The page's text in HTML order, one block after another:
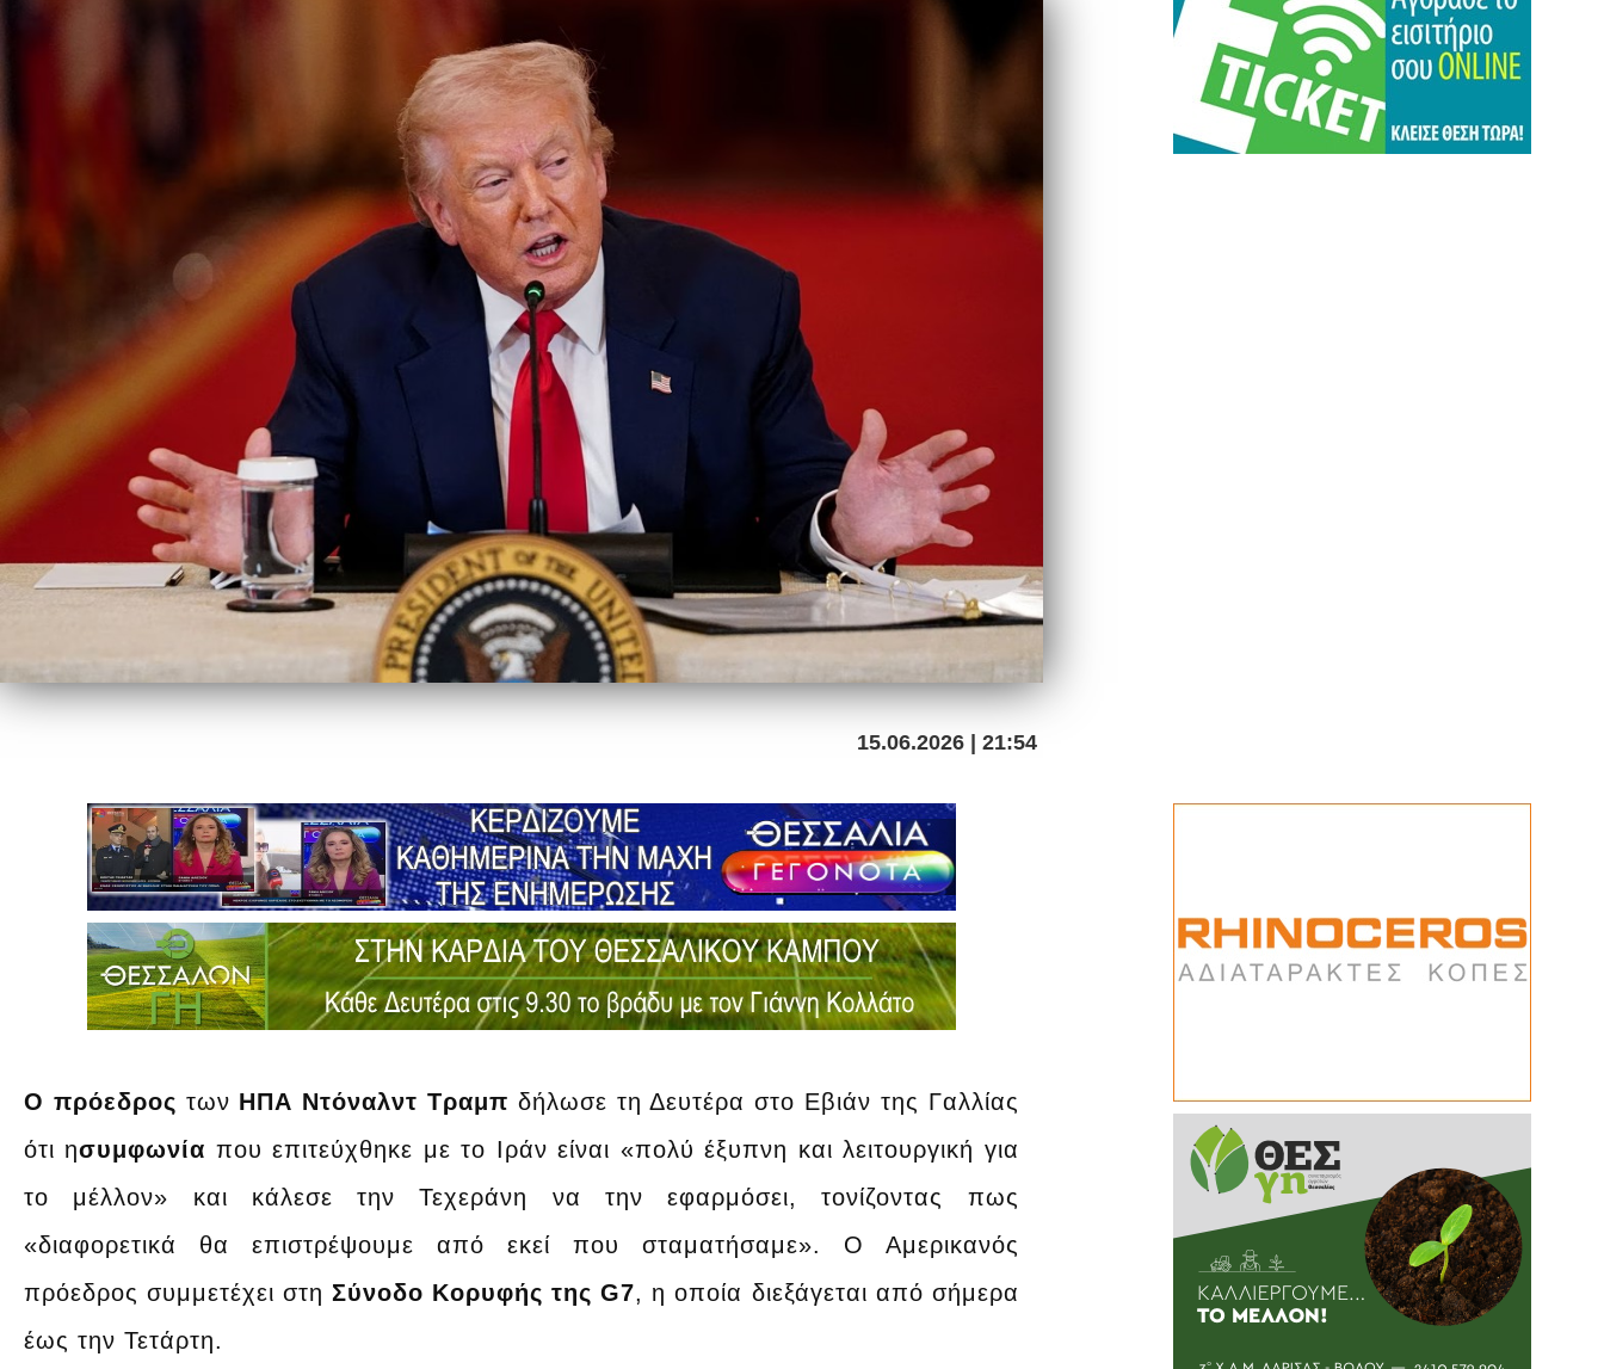
15.06.2026 | 21:54
Ο πρόεδρος των ΗΠΑ Ντόναλντ Τραμπ δήλωσε τη Δευτέρα στο Εβιάν της Γαλλίας
ότι ησυμφωνία που επιτεύχθηκε με το Ιράν είναι «πολύ έξυπνη και λειτουργική για
το μέλλον» και κάλεσε την Τεχεράνη να την εφαρμόσει, τονίζοντας πως
«διαφορετικά θα επιστρέψουμε από εκεί που σταματήσαμε». Ο Αμερικανός
πρόεδρος συμμετέχει στηΣύνοδο Κορυφής της G7, η οποία διεξάγεται από σήμερα
έως την Τετάρτη.